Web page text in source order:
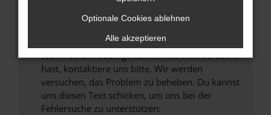
unterstützt werden.
Wende dich an den Webseitenbetreiber.
Wenn du alle oben genannten Schritte versucht
hast, kontaktiere uns bitte. Wir werden
versuchen, das Problem zu beheben. Du kannst
uns diesen Text schicken, um uns bei der
Fehlersuche zu unterstützen:
Optionale Cookies ablehnen
Alle akzeptieren